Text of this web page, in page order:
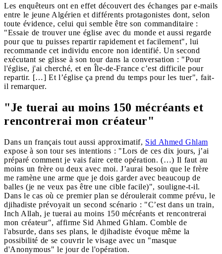
Les enquêteurs ont en effet découvert des échanges par e-mails
entre le jeune Algérien et différents protagonistes dont, selon
toute évidence, celui qui semble être son commanditaire :
"Essaie de trouver une église avec du monde et aussi regarde
pour que tu puisses repartir rapidement et facilement", lui
recommande cet individu encore non identifié. Un second
exécutant se glisse à son tour dans la conversation : "Pour
l'église, j'ai cherché, et en Île-de-France c’est difficile pour
repartir. […] Et l’église ça prend du temps pour les tuer", fait-
il remarquer.
"Je tuerai au moins 150 mécréants et
rencontrerai mon créateur"
Dans un français tout aussi approximatif, Sid Ahmed Ghlam
expose à son tour ses intentions : "Lors de ces dix jours, j’ai
préparé comment je vais faire cette opération. (…) Il faut au
moins un frère ou deux avec moi. J’aurai besoin que le frère
me ramène une arme que je dois garder avec beaucoup de
balles (je ne veux pas être une cible facile)", souligne-t-il.
Dans le cas où ce premier plan se déroulerait comme prévu, le
djihadiste prévoyait un second scénario : "C’est dans un train,
Inch Allah, je tuerai au moins 150 mécréants et rencontrerai
mon créateur", affirme Sid Ahmed Ghlam. Comble de
l'absurde, dans ses plans, le djihadiste évoque même la
possibilité de se couvrir le visage avec un "masque
d'Anonymous" le jour de l'opération.